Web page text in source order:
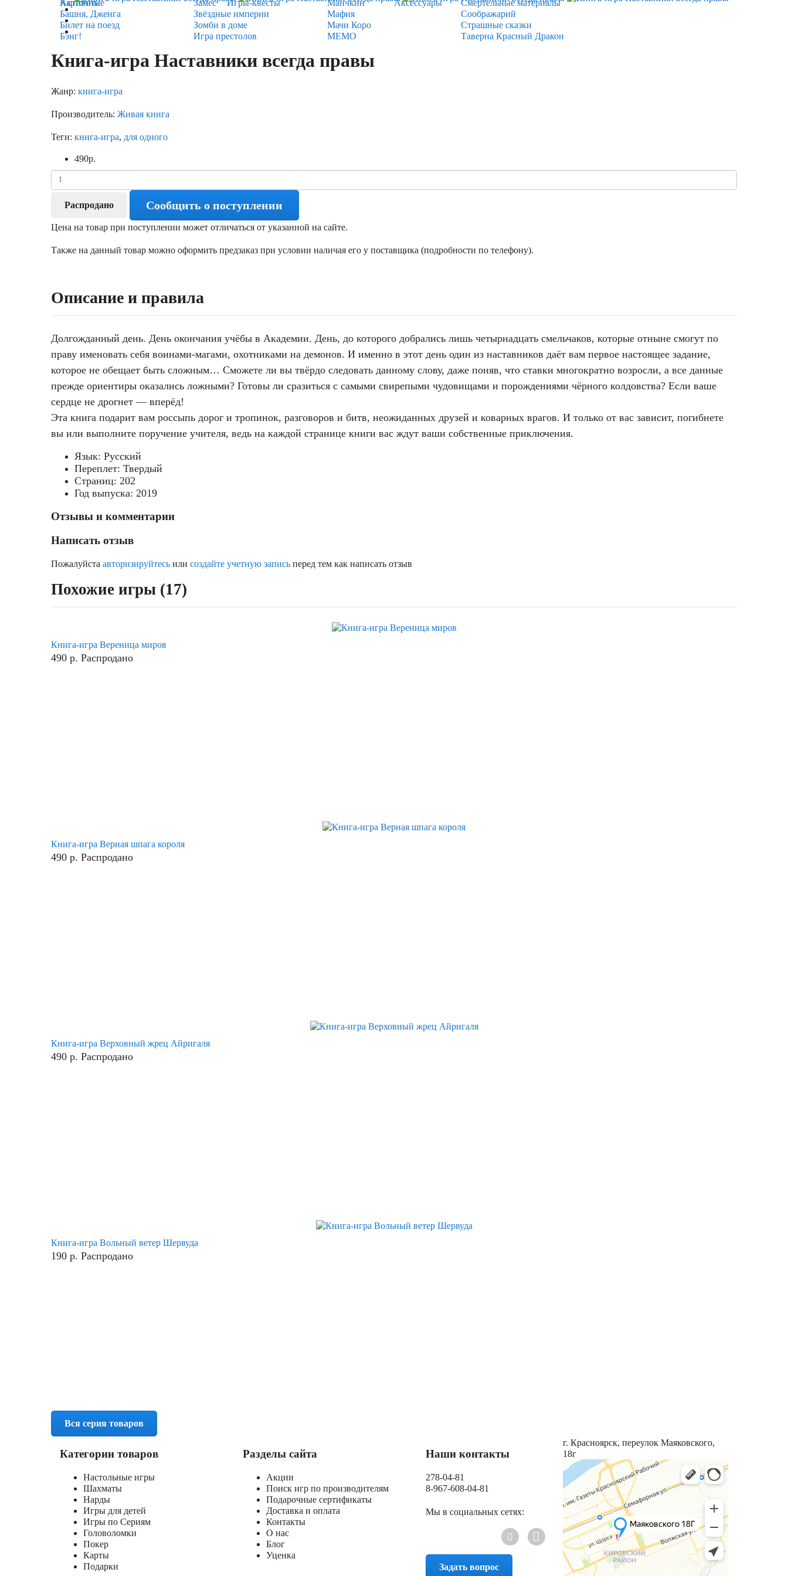
Карточные
Игры-квесты
Аксессуары
Активити
Башня, Дженга
Билет на поезд
Бэнг!
Замес
Звёздные империи
Зомби в доме
Игра престолов
Манчкин
Мафия
Мачи Коро
МЕМО
Смертельные материалы
Соображарий
Страшные сказки
Таверна Красный Дракон
Книга-игра Наставники всегда правы
Жанр: книга-игра
Производитель: Живая книга
Теги: книга-игра, для одного
490р.
Распродано Сообщить о поступлении
Цена на товар при поступлении может отличаться от указанной на сайте.
Также на данный товар можно оформить предзаказ при условии наличая его у поставщика (подробности по телефону).
Описание и правила
Долгожданный день. День окончания учёбы в Академии. День, до которого добрались лишь четырнадцать смельчаков, которые отныне смогут по
праву именовать себя воинами-магами, охотниками на демонов. И именно в этот день один из наставников даёт вам первое настоящее задание,
которое не обещает быть сложным… Сможете ли вы твёрдо следовать данному слову, даже поняв, что ставки многократно возросли, а все данные
прежде ориентиры оказались ложными? Готовы ли сразиться с самыми свирепыми чудовищами и порождениями чёрного колдовства? Если ваше
сердце не дрогнет — вперёд!
Эта книга подарит вам россыпь дорог и тропинок, разговоров и битв, неожиданных друзей и коварных врагов. И только от вас зависит, погибнете
вы или выполните поручение учителя, ведь на каждой странице книги вас ждут ваши собственные приключения.
Язык: Русский
Переплет: Твердый
Страниц: 202
Год выпуска: 2019
Отзывы и комментарии
Написать отзыв
Пожалуйста авторизируйтесь или создайте учетную запись перед тем как написать отзыв
Похожие игры (17)
Книга-игра Вереница миров
490 р. Распродано
Книга-игра Верная шпага короля
490 р. Распродано
Книга-игра Верховный жрец Айригаля
490 р. Распродано
Книга-игра Вольный ветер Шервуда
190 р. Распродано
Вся серия товаров
Категории товаров
Настольные игры
Шахматы
Нарды
Игры для детей
Игры по Сериям
Головоломки
Покер
Карты
Подарки
Разделы сайта
Акции
Поиск игр по производителям
Подарочные сертификаты
Доставка и оплата
Контакты
О нас
Блог
Уценка
Наши контакты
278-04-81
8-967-608-04-81
Мы в социальных сетях:
Задать вопрос
г. Красноярск, переулок Маяковского,
18г